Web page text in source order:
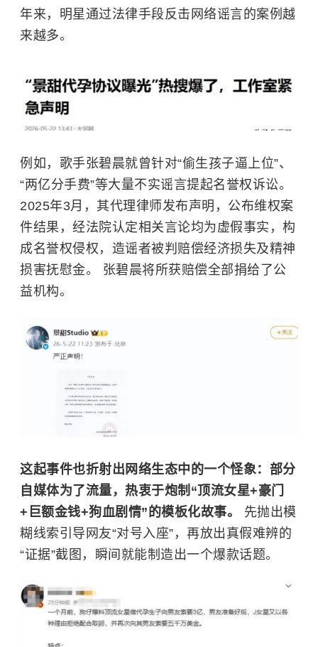
年来，明星通过法律手段反击网络谣言的案例越
来越多。
例如，歌手张碧晨就曾针对“偷生孩子逼上位”、
“两亿分手费”等大量不实谣言提起名誉权诉讼。
2025年3月，其代理律师发布声明，公布维权案
件结果，经法院认定相关言论均为虚假事实，构
成名誉权侵权，造谣者被判赔偿经济损失及精神
损害抚慰金。 张碧晨将所获赔偿全部捐给了公
益机构。
这起事件也折射出网络生态中的一个怪象：部分
自媒体为了流量，热衷于炮制“顶流女星+豪门
+巨额金钱+狗血剧情”的模板化故事。 先抛出模
糊线索引导网友“对号入座”，再放出真假难辨的
“证据”截图，瞬间就能制造出一个爆款话题。